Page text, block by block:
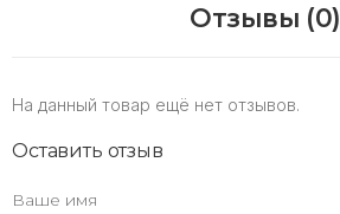
Отзывы (0)
На данный товар ещё нет отзывов.
Оставить отзыв
Ваше имя